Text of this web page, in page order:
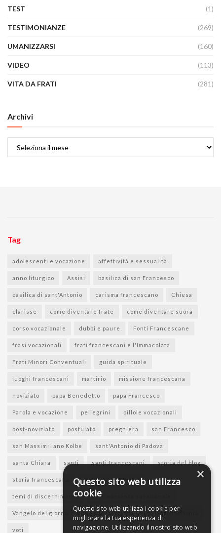
TEST (1)
TESTIMONIANZE (269)
UMANIZZARSI (160)
VIDEO (113)
VITA DA FRATI (281)
Archivi
Tag
adolescenti e vocazione affettività e sessualità
anno liturgico Assisi basilica di san Francesco
basilica di sant'Antonio carisma francescano Chiesa
clarisse come diventare frate come diventare suora
corso vocazionale dubbi e paure Fonti Francescane
frasi vocazionali frati francescani e l'Immacolata
Frati Minori Conventuali guida spirituale
luoghi francescani martirio missione francescana
noviziato papa Benedetto papa Francesco
Parola e vocazione pellegrini pillole vocazionali
post-noviziato postulato preghiera san Francesco
san Massimiliano Kolbe sant'Antonio di Padova
santa Chiara santi santi francescani storia del blog
storia francescana suore francescane
temi di discernimento testimonianza vocazionale
Vangelo del giorno vita di sant'Antonio
voti
×
Questo sito web utilizza
cookie
Questo sito web utilizza i cookie per
migliorare la tua esperienza di
navigazione. Utilizzando il nostro sito web